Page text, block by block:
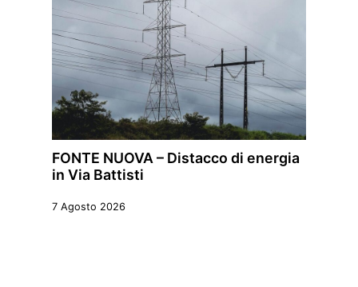
FONTE NUOVA – Distacco di energia
in Via Battisti
7 Agosto 2026